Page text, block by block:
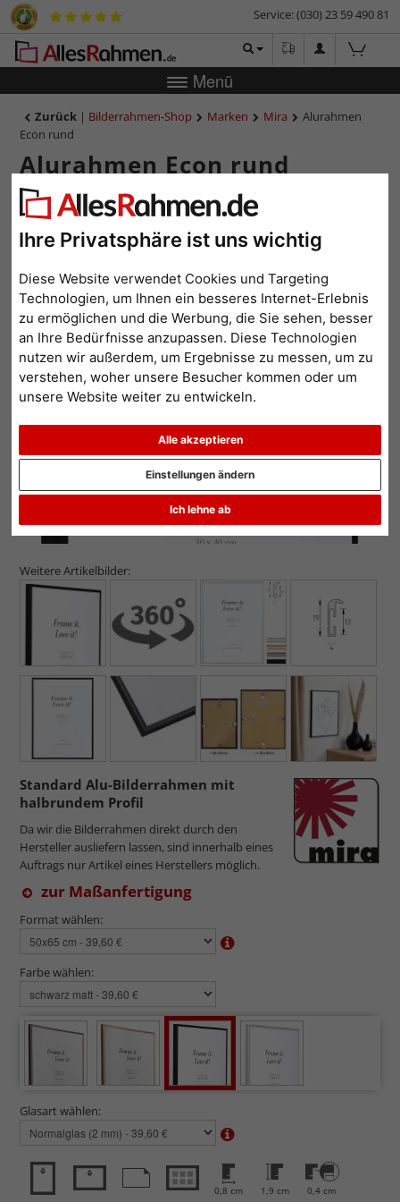
Ihre Privatsphäre ist uns wichtig
Diese Website verwendet Cookies und Targeting
Technologien, um Ihnen ein besseres Internet-Erlebnis
zu ermöglichen und die Werbung, die Sie sehen, besser
an Ihre Bedürfnisse anzupassen. Diese Technologien
nutzen wir außerdem, um Ergebnisse zu messen, um zu
verstehen, woher unsere Besucher kommen oder um
unsere Website weiter zu entwickeln.
Alle akzeptieren
Ich lehne ab
Einstellungen ändern
Service: (030) 23 59 490 81
Menü
Zurück | Bilderrahmen-Shop Marken Mira
Alurahmen
Econ rund
Alurahmen Econ rund
Zurück
Weitere Artikelbilder:
Standard Alu-Bilderrahmen mit
halbrundem Profil
Da wir die Bilderrahmen direkt durch den
Hersteller ausliefern lassen, sind innerhalb eines
Auftrags nur Artikel eines Herstellers möglich.
zur Maßanfertigung
Format wählen:
Farbe wählen:
Glasart wählen:
0,8 cm 1,9 cm 0,4 cm